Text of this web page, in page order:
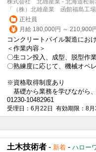
株式会社 北雄産業 - 北海道松前
「（株）北雄産業 函館福島工場
正社員
月給 180,000円 ～ 210,900
コンクリートパイル製造にお
＜作業内容＞
〇生コン投入、成型、脱型作
〇熟練度に応じて、機械オペ
※資格取得制度あり
基礎から業務を学びながら
01230-10482961
受理日：6月22日 有効期限：8月
土木技術者 - 新着 - ハロー